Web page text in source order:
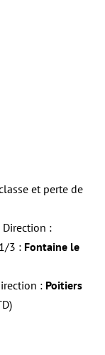
et perte de
:
3 : Fontaine le
: Poitiers